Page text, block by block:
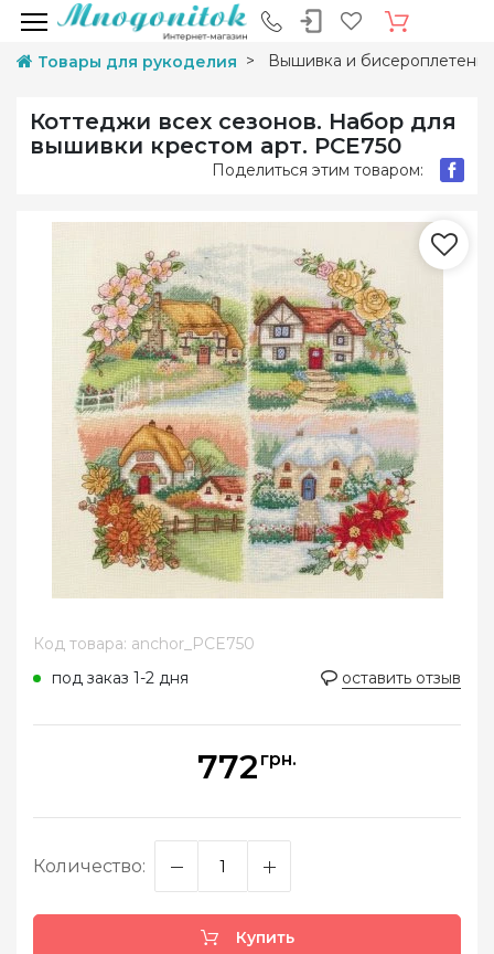
Товары для рукоделия Вышивка и
Коттеджи всех сезонов. Набор для
вышивки крестом арт. PCE750
Поделиться этим товаром:
Код товара: anchor_PCE750
под заказ 1-2 дня
оставить отзыв
772 грн.
Количество:
Купить